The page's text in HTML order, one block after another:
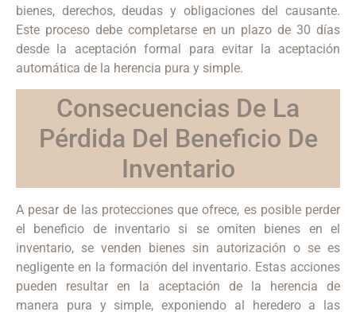
bienes, derechos, deudas y obligaciones del causante.
Este proceso debe completarse en un plazo de 30 días
desde la aceptación formal para evitar la aceptación
automática de la herencia pura y simple.
Consecuencias De La
Pérdida Del Beneficio De
Inventario
A pesar de las protecciones que ofrece, es posible perder
el beneficio de inventario si se omiten bienes en el
inventario, se venden bienes sin autorización o se es
negligente en la formación del inventario. Estas acciones
pueden resultar en la aceptación de la herencia de
manera pura y simple, exponiendo al heredero a las